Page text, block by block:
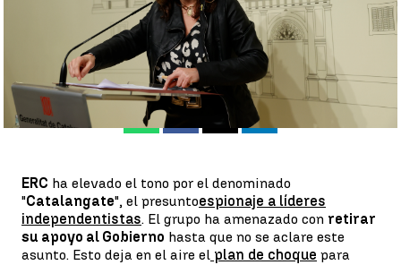
Antena 3 Noticias
Publicado:25 de abril de 2022, 16:03
WhatsappFacebook
X Linkedin
ERC ha elevado el tono por el denominado
"Catalangate", el presuntoespionaje a líderes
independentistas. El grupo ha amenazado con retirar
su apoyo al Gobierno hasta que no se aclare este
asunto. Esto deja en el aire el plan de choque para